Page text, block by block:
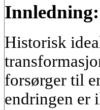
Historisk
forsørger til
endringen er